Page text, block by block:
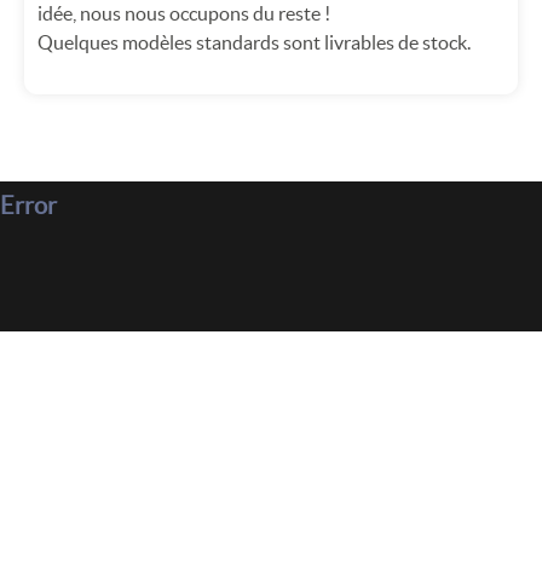
idée, nous nous occupons du reste !
Quelques modèles standards sont livrables de stock.
Error